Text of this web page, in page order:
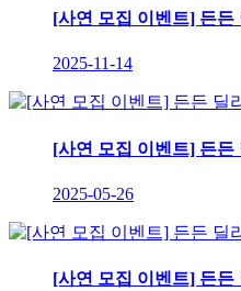
[사연 모집 이벤트] 든든
2025-11-14
[사연 모집 이벤트] 든든
2025-05-26
[사연 모집 이벤트] 든든